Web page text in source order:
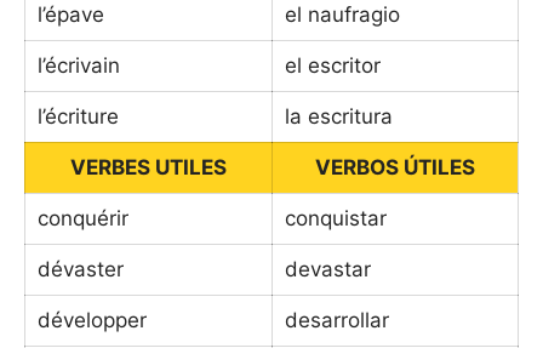
l’épave el naufragio
l’écrivain el escritor
l’écriture la escritura
VERBES UTILES VERBOS ÚTILES
conquérir conquistar
dévaster devastar
développer desarrollar